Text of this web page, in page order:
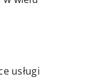
usługi